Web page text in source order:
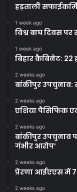
हड़ताली
1 week ago
विश्व बाघ दिवस
1 week ago
बिहार कैबिनेट: 22
2 weeks ago
बांकीपुर उपचुनाव:
2 weeks ago
एशिया पैसिफिक
2 weeks ago
बांकीपुर उपचुनाव
गंभीर आरोप’
2 weeks ago
प्रेरणा आईएएस में
2 weeks ago